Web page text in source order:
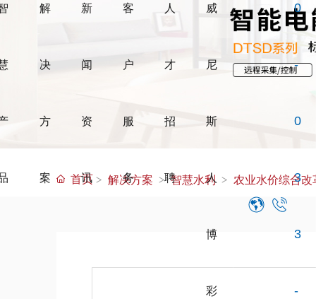
解
决
方
案
新
闻
资
讯
客
户
服
务
人
才
招
聘
威
尼
斯
人
博
彩
0
-
0
3
3
-
首页 解决方案 智慧水利 农业水价综合改